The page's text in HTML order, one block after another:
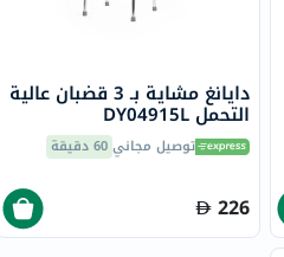
دايانغ مشاية بـ 3 قضبان عالية
التحمل DY04915L
توصيل مجاني60 دقيقة
226